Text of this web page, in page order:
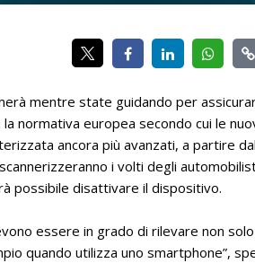
mentre state guidando per
normativa europea secondo cui le
ancora più avanzati, a partire
i volti degli
possibile disattivare il dispositivo.
essere in grado di rilevare non
quando utilizza uno smartphone”,